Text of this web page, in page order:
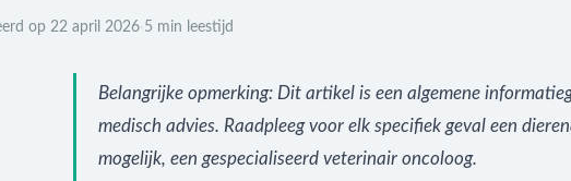
op 22 april 2026·5 min leestijd
Belangrijke opmerking: Dit artikel is een algemene
medisch advies. Raadpleeg voor elk specifiek geval een
mogelijk, een gespecialiseerd veterinair oncoloog.